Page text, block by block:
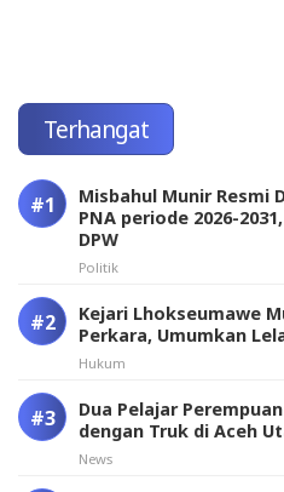
Terhangat
Misbahul Munir Resmi
PNA periode 2026-
DPW
Politik
Kejari Lhokseumawe
Perkara, Umumkan
Hukum
Dua Pelajar
dengan Truk di Aceh
News